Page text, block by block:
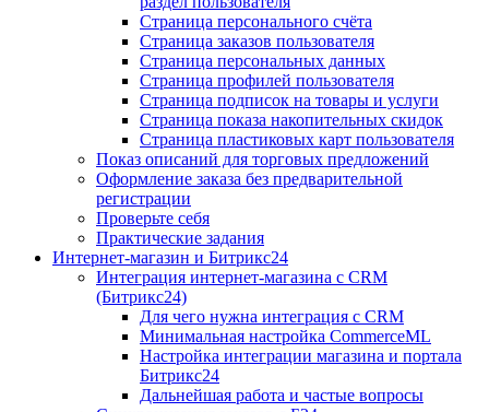
Страница персонального счёта
Страница заказов пользователя
Страница персональных данных
Страница профилей пользователя
Страница подписок на товары и услуги
Страница показа накопительных скидок
Страница пластиковых карт пользователя
Показ описаний для торговых предложений
Оформление заказа без предварительной
регистрации
Проверьте себя
Практические задания
Интернет-магазин и Битрикс24
Интеграция интернет-магазина с CRM
(Битрикс24)
Для чего нужна интеграция с CRM
Минимальная настройка CommerceML
Настройка интеграции магазина и портала
Битрикс24
Дальнейшая работа и частые вопросы